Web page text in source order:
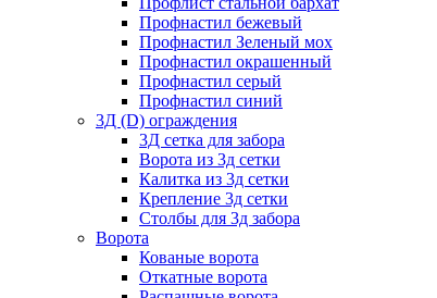
Профнастил бежевый
Профнастил Зеленый мох
Профнастил окрашенный
Профнастил серый
Профнастил синий
3Д (D) ограждения
3Д сетка для забора
Ворота из 3д сетки
Калитка из 3д сетки
Крепление 3д сетки
Столбы для 3д забора
Ворота
Кованые ворота
Откатные ворота